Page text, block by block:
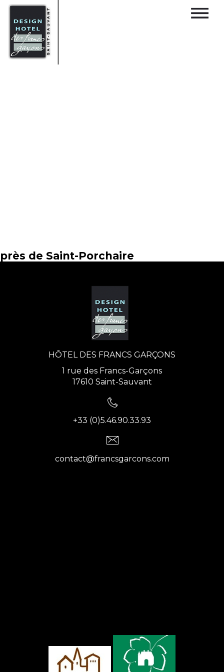
près de Saint-Porchaire
HÔTEL DES FRANCS GARÇONS
1 rue des Francs-Garçons
17610 Saint-Sauvant
+33 (0)5.46.90.33.93
contact@francsgarcons.com